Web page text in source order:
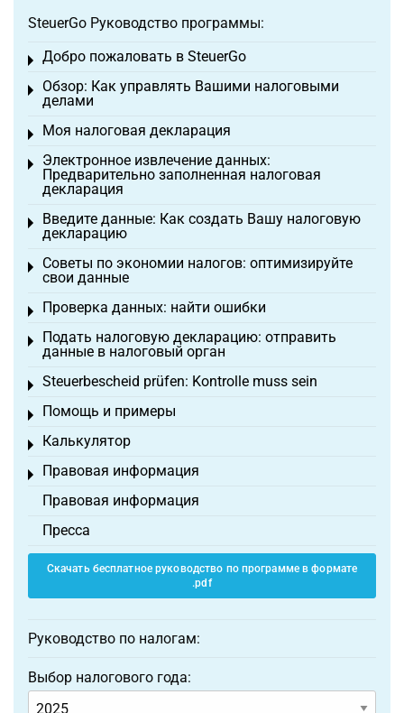
SteuerGo Руководство программы:
Добро пожаловать в SteuerGo
Toggle menu
Обзор: Как управлять Вашими налоговыми
делами
Toggle menu
Моя налоговая декларация
Toggle menu
Электронное извлечение данных:
Предварительно заполненная налоговая
декларация
Toggle menu
Введите данные: Как создать Вашу налоговую
декларацию
Toggle menu
Советы по экономии налогов: оптимизируйте
свои данные
Toggle menu
Проверка данных: найти ошибки
Toggle menu
Подать налоговую декларацию: отправить
данные в налоговый орган
Toggle menu
Steuerbescheid prüfen: Kontrolle muss sein
Toggle menu
Помощь и примеры
Toggle menu
Калькулятор
Toggle menu
Правовая информация
Toggle menu
Правовая информация
Пресса
Скачать бесплатное руководство по программе в формате
.pdf
Руководство по налогам:
Выбор налогового года: